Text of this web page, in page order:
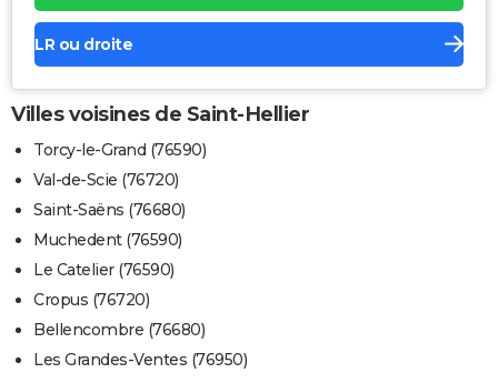
LR ou droite
Villes voisines de Saint-Hellier
Torcy-le-Grand (76590)
Val-de-Scie (76720)
Saint-Saëns (76680)
Muchedent (76590)
Le Catelier (76590)
Cropus (76720)
Bellencombre (76680)
Les Grandes-Ventes (76950)